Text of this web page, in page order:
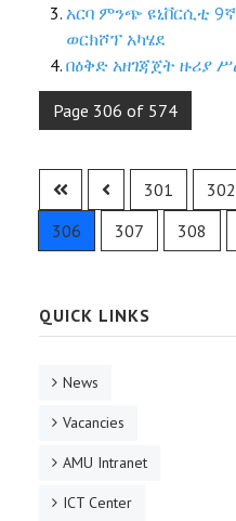
አርባ ምንጭ ዩኒቨርሲቲ
ወርክሾፕ አካሄደ
በዕቅድ አዘገጃጀት ዙሪያ
Page 306 of 574
301 302
306
307 308
QUICK LINKS
News
Vacancies
AMU Intranet
ICT Center